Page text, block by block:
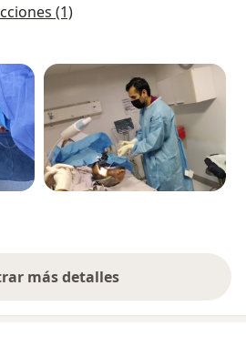
(1)
más detalles
sobre la experiencia